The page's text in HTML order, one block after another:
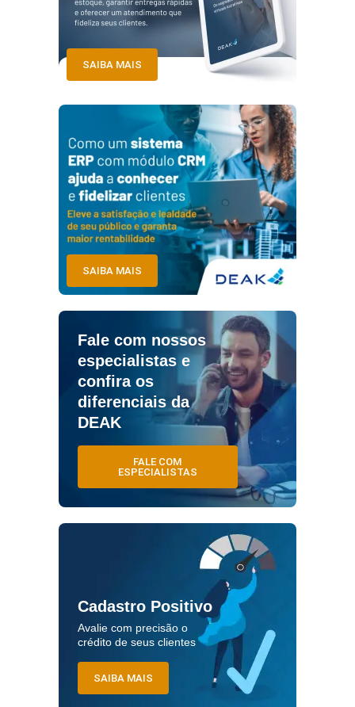
SAIBA MAIS
SAIBA MAIS
Fale com nossos
especialistas e
confira os
diferenciais da
DEAK
FALE COM
ESPECIALISTAS
Cadastro Positivo
Avalie com precisão o
crédito de seus clientes
SAIBA MAIS